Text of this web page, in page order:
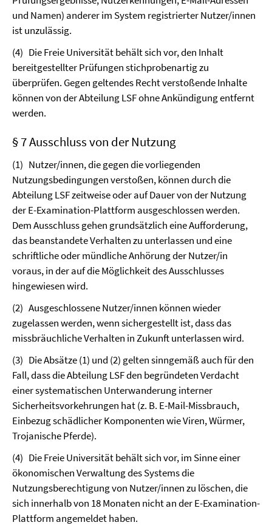
und Namen) anderer im System registrierter Nutzer/innen
ist unzulässig.
(4) Die Freie Universität behält sich vor, den Inhalt
bereitgestellter Prüfungen stichprobenartig zu
überprüfen. Gegen geltendes Recht verstoßende Inhalte
können von der Abteilung LSF ohne Ankündigung entfernt
werden.
§ 7 Ausschluss von der Nutzung
(1) Nutzer/innen, die gegen die vorliegenden
Nutzungsbedingungen verstoßen, können durch die
Abteilung LSF zeitweise oder auf Dauer von der Nutzung
der E-Examination-Plattform ausgeschlossen werden.
Dem Ausschluss gehen grundsätzlich eine Aufforderung,
das beanstandete Verhalten zu unterlassen und eine
schriftliche oder mündliche Anhörung der Nutzer/in
voraus, in der auf die Möglichkeit des Ausschlusses
hingewiesen wird.
(2) Ausgeschlossene Nutzer/innen können wieder
zugelassen werden, wenn sichergestellt ist, dass das
missbräuchliche Verhalten in Zukunft unterlassen wird.
(3) Die Absätze (1) und (2) gelten sinngemäß auch für den
Fall, dass die Abteilung LSF den begründeten Verdacht
einer systematischen Unterwanderung interner
Sicherheitsvorkehrungen hat (z. B. E-Mail-Missbrauch,
Einbezug schädlicher Komponenten wie Viren, Würmer,
Trojanische Pferde).
(4) Die Freie Universität behält sich vor, im Sinne einer
ökonomischen Verwaltung des Systems die
Nutzungsberechtigung von Nutzer/innen zu löschen, die
sich innerhalb von 18 Monaten nicht an der E-Examination-
Plattform angemeldet haben.